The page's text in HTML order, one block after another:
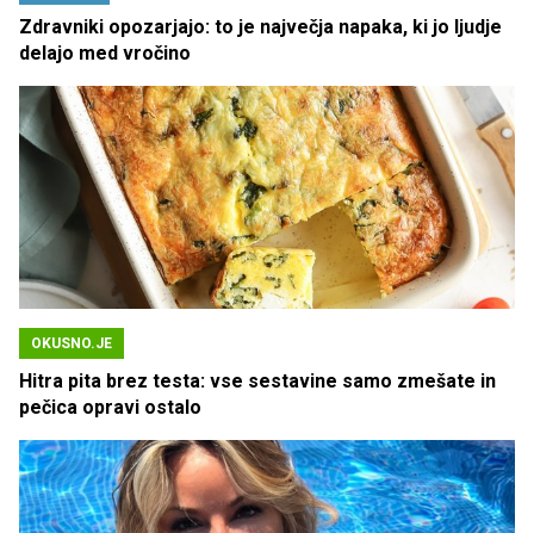
Zdravniki opozarjajo: to je največja napaka, ki jo ljudje
delajo med vročino
OKUSNO.JE
Hitra pita brez testa: vse sestavine samo zmešate in
pečica opravi ostalo